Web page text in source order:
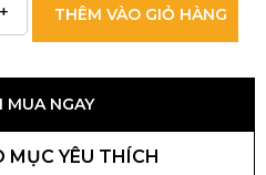
THÊM VÀO GIỎ HÀNG
MUA NGAY
MỤC YÊU THÍCH